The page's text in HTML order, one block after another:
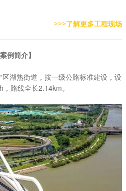
>>>了解更多工程现场
案例简介】
湖熟街道，按一级公路标准建设，设
路线全长2.14km。